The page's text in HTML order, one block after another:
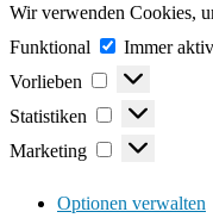
Wir verwenden Cookies,
Funktional
Funktional
Immer aktiv
Vorlieben
Vorlieben
Statistiken
Statistiken
Marketing
Marketing
Optionen verwalten